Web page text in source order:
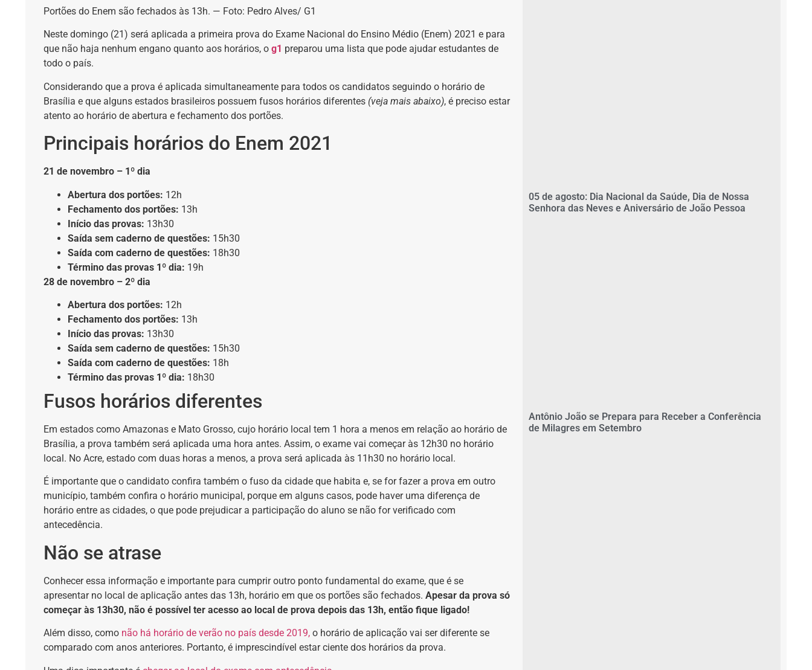
Portões do Enem são fechados às 13h. — Foto: Pedro Alves/ G1
Neste domingo (21) será aplicada a primeira prova do Exame Nacional do Ensino Médio (Enem) 2021 e para
que não haja nenhum engano quanto aos horários, o g1 preparou uma lista que pode ajudar estudantes de
todo o país.
Considerando que a prova é aplicada simultaneamente para todos os candidatos seguindo o horário de
Brasília e que alguns estados brasileiros possuem fusos horários diferentes (veja mais abaixo), é preciso estar
atento ao horário de abertura e fechamento dos portões.
Principais horários do Enem 2021
21 de novembro – 1º dia
Abertura dos portões: 12h
Fechamento dos portões: 13h
Início das provas: 13h30
Saída sem caderno de questões: 15h30
Saída com caderno de questões: 18h30
Término das provas 1º dia: 19h
28 de novembro – 2º dia
Abertura dos portões: 12h
Fechamento dos portões: 13h
Início das provas: 13h30
Saída sem caderno de questões: 15h30
Saída com caderno de questões: 18h
Término das provas 1º dia: 18h30
Fusos horários diferentes
Em estados como Amazonas e Mato Grosso, cujo horário local tem 1 hora a menos em relação ao horário de
Brasília, a prova também será aplicada uma hora antes. Assim, o exame vai começar às 12h30 no horário
local. No Acre, estado com duas horas a menos, a prova será aplicada às 11h30 no horário local.
É importante que o candidato confira também o fuso da cidade que habita e, se for fazer a prova em outro
município, também confira o horário municipal , porque em alguns casos, pode haver uma diferença de
horário entre as cidades, o que pode prejudicar a participação do aluno se não for verificado com
antecedência.
Não se atrase
Conhecer essa informação e importante para cumprir outro ponto fundamental do exame, que é se
apresentar no local de aplicação antes das 13h, horário em que os portões são fechados. Apesar da prova só
começar às 13h30, não é possível ter acesso ao local de prova depois das 13h, então fique ligado!
Além disso, como não há horário de verão no país desde 2019, o horário de aplicação vai ser diferente se
comparado com anos anteriores. Portanto, é imprescindível estar ciente dos horários da prova.
05 de agosto: Dia Nacional da Saúde, Dia de Nossa
Senhora das Neves e Aniversário de João Pessoa
Antônio João se Prepara para Receber a Conferência
de Milagres em Setembro